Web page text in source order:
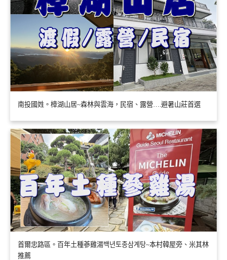
南投國姓。樟湖山居~森林與雲海，民宿、露營….避暑山莊首選
首爾忠路區。百年土種蔘雞湯백년토종삼계탕~本村韓屋旁、米其林
推薦